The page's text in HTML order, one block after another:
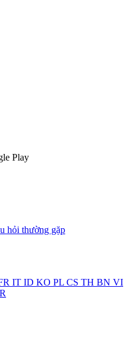
Play
hỏi thường gặp
IT ID KO PL CS TH BN VI